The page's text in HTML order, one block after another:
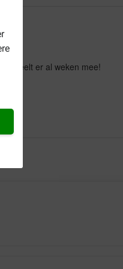
speelt er al weken mee!
c'est super cet anneau